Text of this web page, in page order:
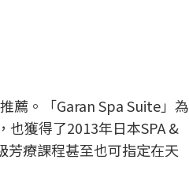
薦。「Garan Spa Suite」為
也獲得了2013年日本SPA &
芳療課程甚至也可指定在天